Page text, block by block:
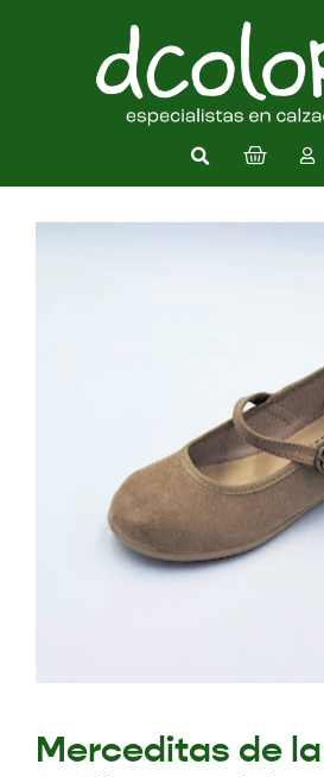
Merceditas de